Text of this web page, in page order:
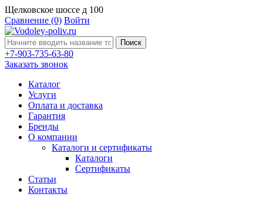
Щелковское шоссе д 100
Сравнение (0) Войти
Поиск
+7-903-735-63-80
Заказать звонок
Каталог
Услуги
Оплата и доставка
Гарантия
Бренды
О компании
Каталоги и сертификаты
Каталоги
Сертификаты
Статьи
Контакты